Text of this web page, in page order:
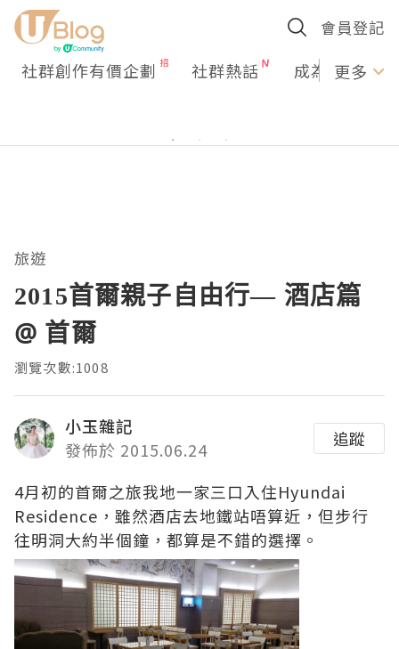
會員登記
社群創作有價企劃 社群熱話 成為U更多
旅遊
2015首爾親子自由行— 酒店篇
@ 首爾
瀏覽次數:1008
小玉雜記
發佈於 2015.06.24
追蹤
4月初的首爾之旅我地一家三口入住Hyundai
Residence，雖然酒店去地鐵站唔算近，但步行
往明洞大約半個鐘，都算是不錯的選擇。